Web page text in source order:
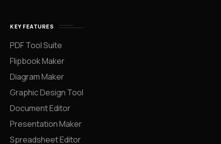
KEY FEATURES
PDF Tool Suite
Flipbook Maker
Diagram Maker
Graphic Design Tool
Document Editor
Presentation Maker
Spreadsheet Editor